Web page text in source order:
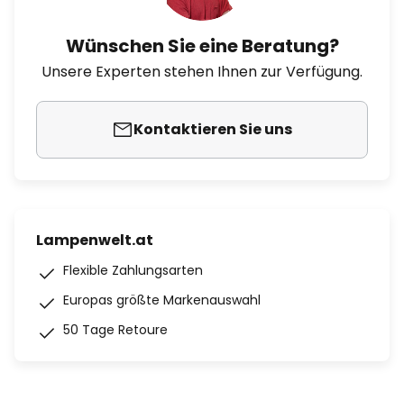
Wünschen Sie eine Beratung?
Unsere Experten stehen Ihnen zur Verfügung.
Kontaktieren Sie uns
Lampenwelt.at
Flexible Zahlungsarten
Europas größte Markenauswahl
50 Tage Retoure